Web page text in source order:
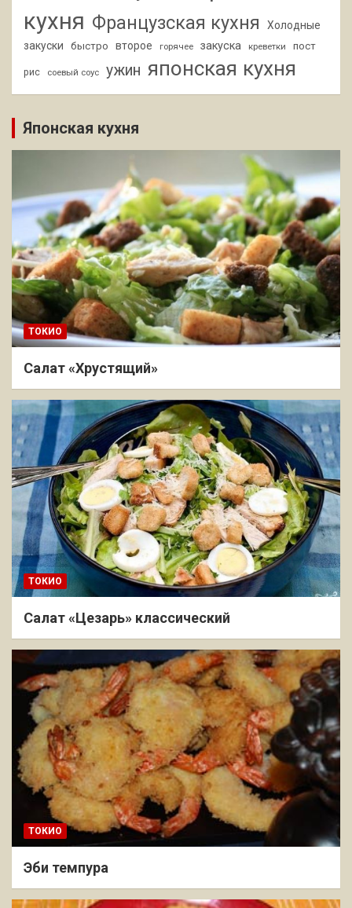
кухня Французская кухня
Холодные
закуски
быстро второе горячее закуска креветки пост
рис соевый соус ужин японская кухня
Японская кухня
ТОКИО
Салат «Хрустящий»
ТОКИО
Салат «Цезарь» классический
ТОКИО
Эби темпура